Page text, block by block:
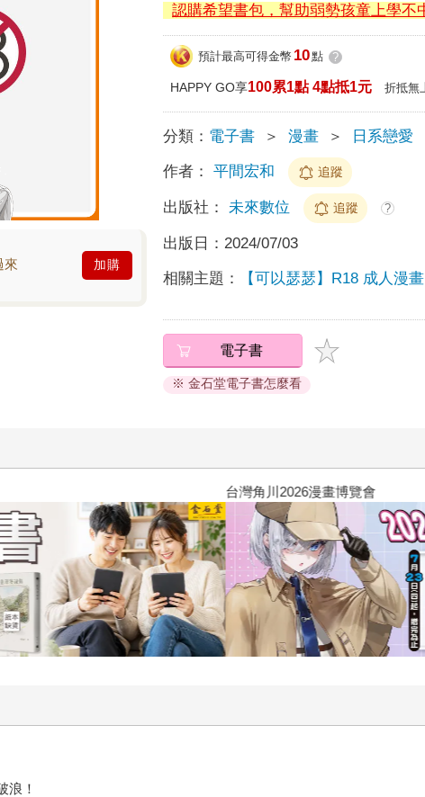
來 加購
認購希望書包，幫助弱勢孩童上學不
預計最高可得金幣 10點 ?
HAPPY GO享100累1點 4點抵1元 折抵無
分類： 電子書 ＞ 漫畫 ＞ 日系戀愛
作者： 平間宏和 追蹤
出版社： 未來數位 追蹤 ?
出版日： 2024/07/03
相關主題： 【可以瑟瑟】R18 成人漫
電子書
※ 金石堂電子書怎麼看
台灣角川2026漫畫博覽會
浪！